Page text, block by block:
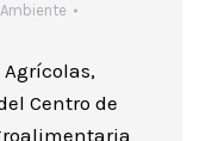
Centro de